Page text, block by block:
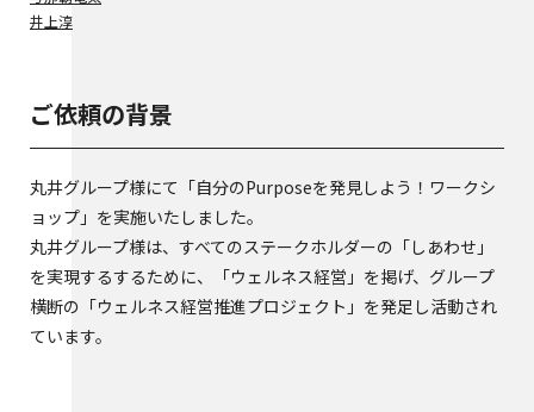
井上淳
ご依頼の背景
丸井グループ様にて「自分のPurposeを発見しよう！ワークシ
ョップ」を実施いたしました。
丸井グループ様は、すべてのステークホルダーの「しあわせ」
を実現するするために、「ウェルネス経営」を掲げ、グループ
横断の「ウェルネス経営推進プロジェクト」を発足し活動され
ています。